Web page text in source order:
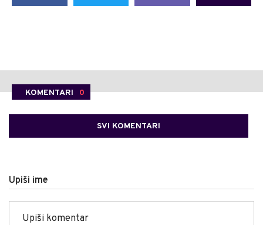
KOMENTARI 0
SVI KOMENTARI
Upiši ime